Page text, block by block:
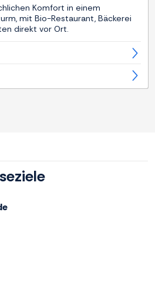
Komfort in einem
mit Bio-Restaurant, Bäckerei
direkt vor Ort.